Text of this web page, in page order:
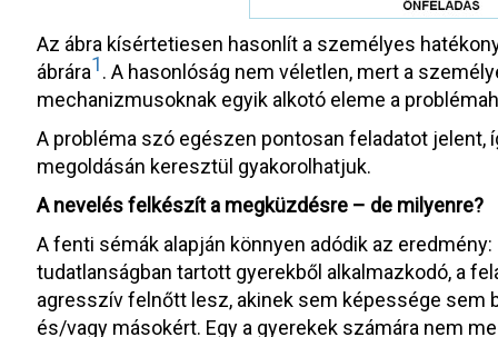
Az ábra kísértetiesen hasonlít a személyes
ábrára1. A hasonlóság nem véletlen, mert a
mechanizmusoknak egyik alkotó eleme a
A probléma szó egészen pontosan feladatot jelent,
megoldásán keresztül gyakorolhatjuk.
A nevelés felkészít a megküzdésre – de milyenre?
A fenti sémák alapján könnyen adódik az
tudatlanságban tartott gyerekből alkalmazkodó, a
agresszív felnőtt lesz, akinek sem képessége sem
és/vagy másokért. Egy a gyerekek számára nem